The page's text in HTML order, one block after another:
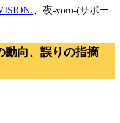
、夜-yoru-(サポー
動向、誤りの指摘